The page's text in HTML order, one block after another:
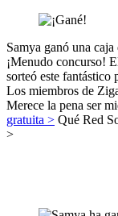
Samya ganó una
¡Menudo concurso!
sorteó este
Los miembros de
Merece la pena ser
gratuita > Qué Red
>